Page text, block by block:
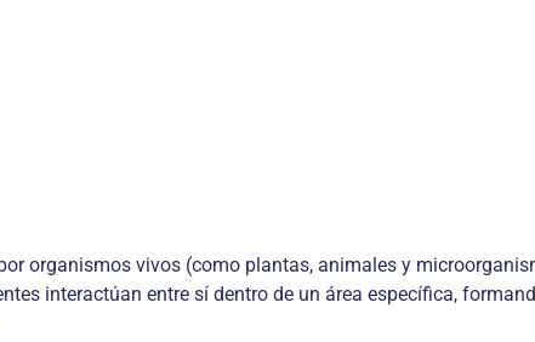
organismos vivos (como plantas, animales y
interactúan entre sí dentro de un área específica,